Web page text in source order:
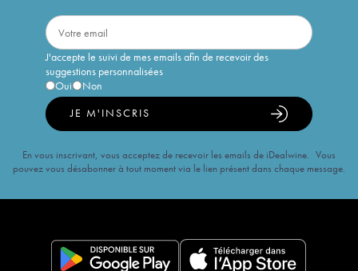
J'accepte le suivi de mes emails afin de recevoir des
suggestions personnalisées
Oui
Non
JE M'INSCRIS
En vous inscrivant, vous acceptez de recevoir les emails de iDealwine. Vous
pouvez vous désabonner à tout moment via le lien présent dans chaque message.